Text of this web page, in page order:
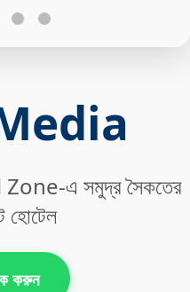
এ সমুদ্র সৈকতের
হোটেল
করুন